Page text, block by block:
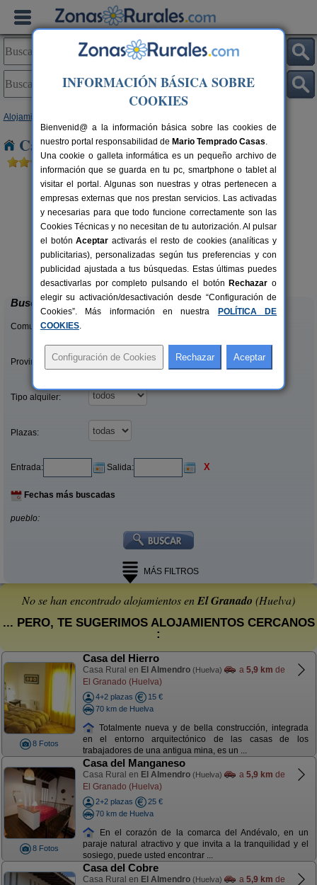
Alojamientos
Casas Rurales cerca de El Granado
6+2 pers.
desde40 €
Apartamentos Rurales Finca La
Media Legua
Aracena (Huelva)
Buscar
Comunidades:
Provincias/Islas:
Tipo alquiler:
Plazas:
Entrada: Salida: X
Fechas más buscadas
pueblo:
MÁS FILTROS
No se han encontrado alojamientos enEl Granado (Huelva)
... PERO, TE SUGERIMOS ALOJAMIENTOS CERCANOS
:
8 Fotos
Casa del Hierro
Casa Rural en El Almendro (Huelva) a 5,9 km de
El Granado (Huelva)
4+2 plazas
15 €
70 km de Huelva
Totalmente nueva y de bella construcción, integrada
en el entorno arquitectónico de las casas de los
trabajadores de una antigua mina, es un ...
8 Fotos
Casa del Manganeso
Casa Rural en El Almendro (Huelva) a 5,9 km de
El Granado (Huelva)
2+2 plazas
25 €
70 km de Huelva
En el corazón de la comarca del Andévalo, en un
paraje natural atractivo y que invita a la tranquilidad y el
sosiego, puede usted encontrar ...
Casa del Cobre
Casa Rural en El Almendro (Huelva) a 5,9 km de
INFORMACIÓN BÁSICA SOBRE
COOKIES
Bienvenid@ a la información básica sobre las cookies de
nuestro portal responsabilidad de Mario Temprado Casas.
Una cookie o galleta informática es un pequeño archivo de
información que se guarda en tu pc, smartphone o tablet al
visitar el portal. Algunas son nuestras y otras pertenecen a
empresas externas que nos prestan servicios. Las activadas
y necesarias para que todo funcione correctamente son las
Cookies Técnicas y no necesitan de tu autorización. Al pulsar
el botónAceptar activarás el resto de cookies (analíticas y
publicitarias), personalizadas según tus preferencias y con
publicidad ajustada a tus búsquedas. Estas últimas puedes
desactivarlas por completo pulsando el botón Rechazar o
elegir su activación/desactivación desde “Configuración de
Cookies”. Más información en nuestra
POLÍTICA DE
COOKIES.